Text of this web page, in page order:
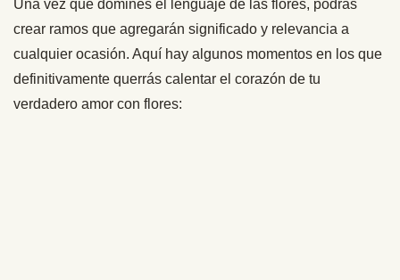
Una vez que domines el lenguaje de las flores, podrás
crear ramos que agregarán significado y relevancia a
cualquier ocasión. Aquí hay algunos momentos en los que
definitivamente querrás calentar el corazón de tu
verdadero amor con flores: